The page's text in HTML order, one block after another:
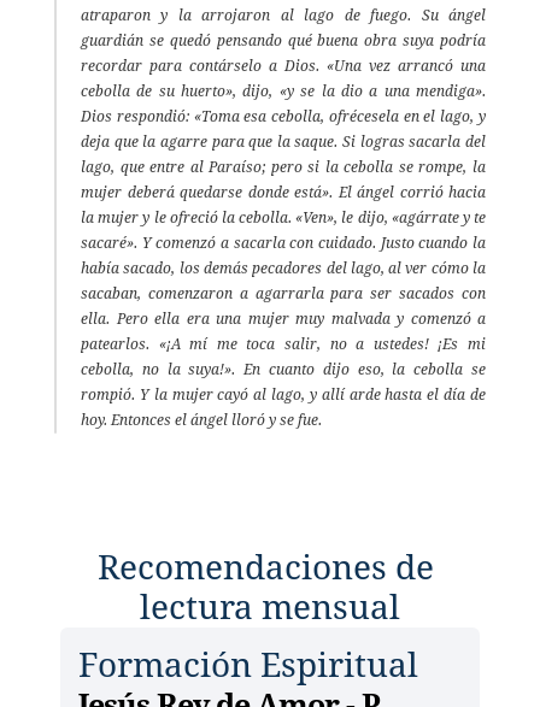
atraparon y la arrojaron al lago de fuego. Su ángel
guardián se quedó pensando qué buena obra suya podría
recordar para contárselo a Dios. «Una vez arrancó una
cebolla de su huerto», dijo, «y se la dio a una mendiga».
Dios respondió: «Toma esa cebolla, ofrécesela en el lago, y
deja que la agarre para que la saque. Si logras sacarla del
lago, que entre al Paraíso; pero si la cebolla se rompe, la
mujer deberá quedarse donde está». El ángel corrió hacia
la mujer y le ofreció la cebolla. «Ven», le dijo, «agárrate y te
sacaré». Y comenzó a sacarla con cuidado. Justo cuando la
había sacado, los demás pecadores del lago, al ver cómo la
sacaban, comenzaron a agarrarla para ser sacados con
ella. Pero ella era una mujer muy malvada y comenzó a
patearlos. «¡A mí me toca salir, no a ustedes! ¡Es mi
cebolla, no la suya!». En cuanto dijo eso, la cebolla se
rompió. Y la mujer cayó al lago, y allí arde hasta el día de
hoy. Entonces el ángel lloró y se fue.
Recomendaciones de
lectura mensual
Formación Espiritual